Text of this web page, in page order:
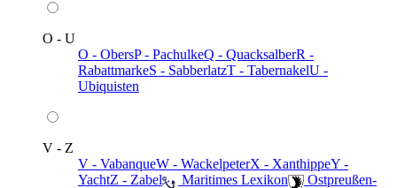
O - U
O - ObersP - PachulkeQ - QuacksalberR -
RabattmarkeS - SabberlatzT - TabernakelU -
Ubiquisten
V - Z
V - VabanqueW - WackelpeterX - XanthippeY -
YachtZ - Zabel ️ Maritimes Lexikon
️ Ostpreußen-